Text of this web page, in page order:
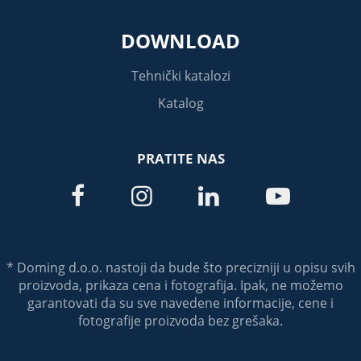
DOWNLOAD
Tehnički katalozi
Katalog
PRATITE NAS
   
* Doming d.o.o. nastoji da bude što precizniji u opisu svih
proizvoda, prikaza cena i fotografija. Ipak, ne možemo
garantovati da su sve navedene informacije, cene i
fotografije proizvoda bez grešaka.